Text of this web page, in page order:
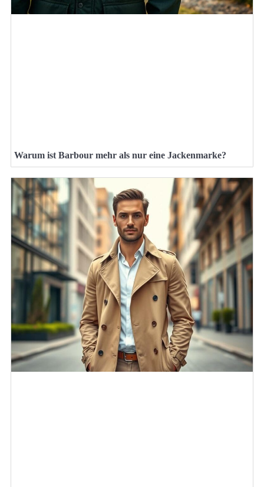
Warum ist Barbour mehr als nur eine Jackenmarke?